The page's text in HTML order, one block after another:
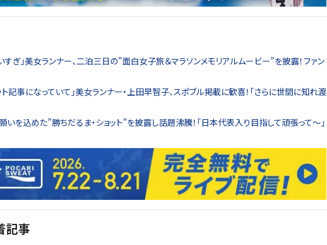
すぎ」美女ランナー、二泊三日の”面白女子旅＆マラソンメモリアルムービー”を披露！ファン
ト記事になっていて」美女ランナー・上田早智子、スポブル掲載に歓喜！「さらに世間に知れ渡
いを込めた”勝ちだるま・ショット”を披露し話題沸騰！「日本代表入り目指して頑張って～」
記事